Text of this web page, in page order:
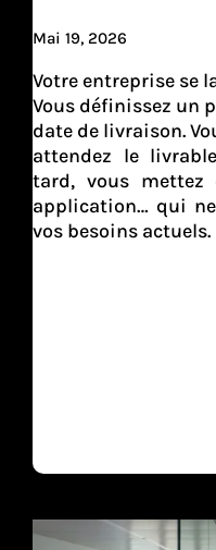
Mai 19, 2026
Votre entreprise se
Vous définissez un
date de livraison.
attendez le
tard, vous
application… qui
vos besoins actuels.